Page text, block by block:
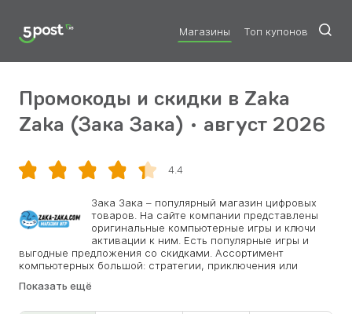
Магазины Топ купонов
Промокоды и скидки в Zaka
Zaka (Зака Зака) • август 2026
4.4
Зака Зака – популярный магазин цифровых
товаров. На сайте компании представлены
оригинальные компьютерные игры и ключи
активации к ним. Есть популярные игры и
выгодные предложения со скидками. Ассортимент
компьютерных большой: стратегии, приключения или
игры и оставлять о них отзывы. Вся продукция
Показать ещё
Скопировать